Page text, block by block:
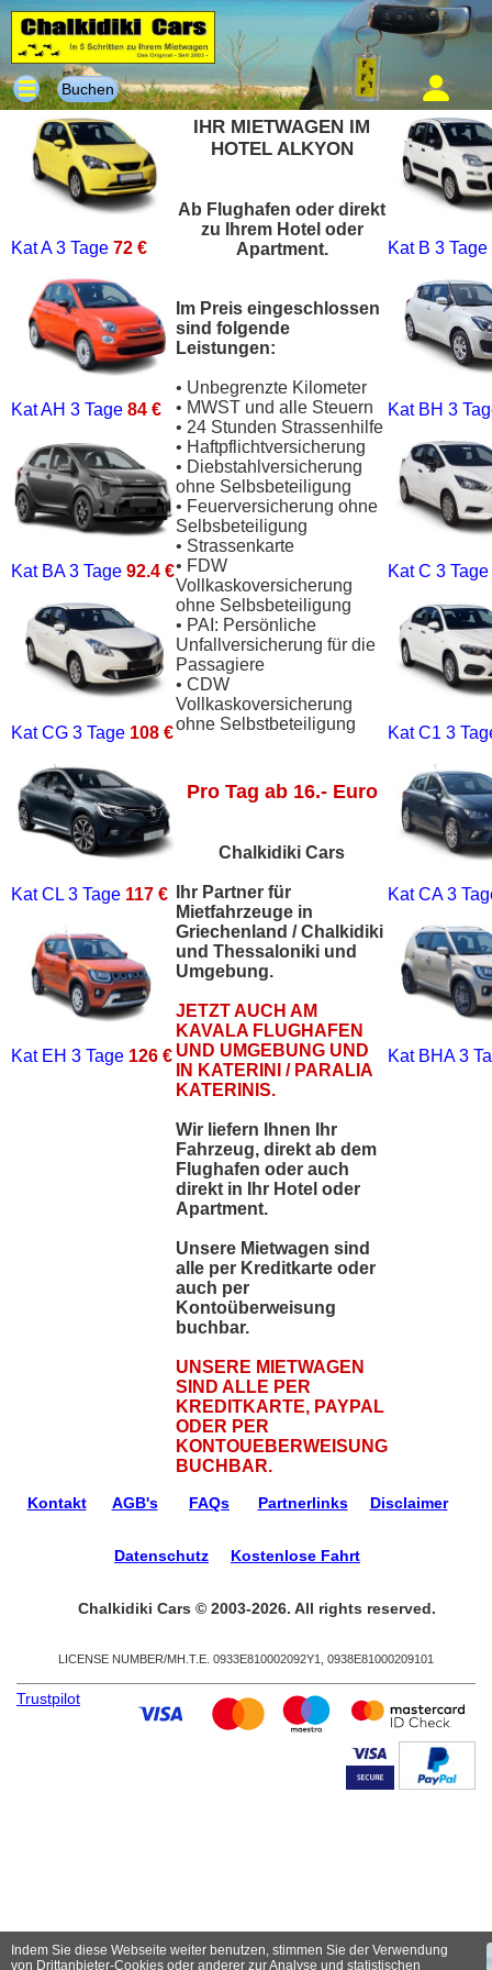
Indem Sie diese Webseite weiter benutzen, stimmen Sie der Verwendung
von Drittanbieter-Cookies oder anderer zur Analyse und statistischen
Buchen
Kat A3 Tage 72 €
Kat AH 3 Tage 84 €
Kat BA3 Tage 92.4 €
Kat CG 3 Tage 108 €
Kat CL 3 Tage 117 €
Kat EH 3 Tage 126 €
IHR MIETWAGEN IM
HOTEL ALKYON
Ab Flughafen oder direkt
zu Ihrem Hotel oder
Apartment.
Im Preis eingeschlossen
sind folgende
Leistungen:
• Unbegrenzte Kilometer
• MWST und alle Steuern
• 24 Stunden Strassenhilfe
• Haftpflichtversicherung
• Diebstahlversicherung
ohne Selbsbeteiligung
• Feuerversicherung ohne
Selbsbeteiligung
• Strassenkarte
• FDW
Vollkaskoversicherung
ohne Selbsbeteiligung
• PAI: Persönliche
Unfallversicherung für die
Passagiere
• CDW
Vollkaskoversicherung
ohne Selbstbeteiligung
Pro Tag ab 16.- Euro
Chalkidiki Cars
Ihr Partner für
Mietfahrzeuge in
Griechenland / Chalkidiki
und Thessaloniki und
Umgebung.
JETZT AUCH AM
KAVALA FLUGHAFEN
UND UMGEBUNG UND
IN KATERINI / PARALIA
KATERINIS.
Wir liefern Ihnen Ihr
Fahrzeug, direkt ab dem
Flughafen oder auch
direkt in Ihr Hotel oder
Apartment.
Unsere Mietwagen sind
alle per Kreditkarte oder
auch per
Kontoüberweisung
buchbar.
UNSERE MIETWAGEN
SIND ALLE PER
KREDITKARTE, PAYPAL
ODER PER
KONTOUEBERWEISUNG
BUCHBAR.
Kat B 3 Tage
Kat BH 3
Kat C 3 Tage
Kat C1 3
Kat CA3
Kat BHA3
Kontakt AGB's FAQs Partnerlinks Disclaimer
Datenschutz Kostenlose Fahrt
Chalkidiki Cars © 2003-2026. All rights reserved.
LICENSE NUMBER/ΜΗ.Τ.Ε. 0933Ε810002092Υ1, 0938Ε81000209101
Trustpilot